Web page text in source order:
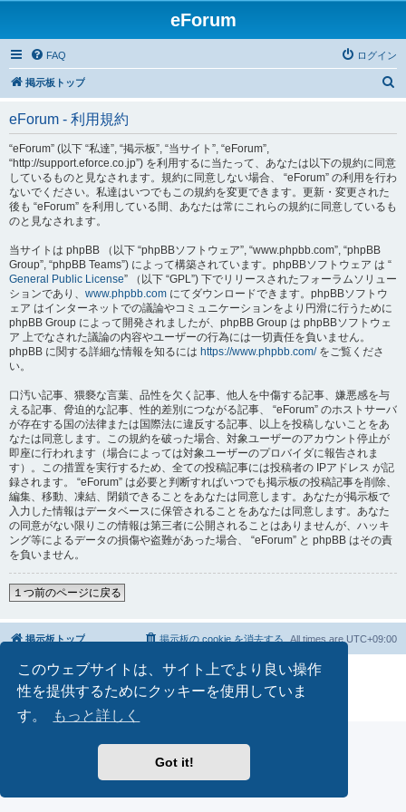
このウェブサイトは、サイト上でより良い操作
性を提供するためにクッキーを使用していま
す。
もっと詳しく
Got it!
eForum
FAQ ログイン
掲示板トップ
eForum - 利用規約
“eForum” (以下 “私達”, “掲示板”, “当サイト”, “eForum”,
“http://support.eforce.co.jp”) を利用するに当たって、あなたは以下の規約に同意
しているものと見なされます。規約に同意しない場合、 “eForum” の利用を行わ
ないでください。私達はいつでもこの規約を変更できます。更新・変更された
後も “eForum” を利用している間、あなたは常にこれらの規約に同意しているも
のと見なされます。
当サイトは phpBB （以下 “phpBBソフトウェア”, “www.phpbb.com”, “phpBB
Group”, “phpBB Teams”) によって構築されています。phpBBソフトウェア は “
General Public License” （以下 “GPL”) 下でリリースされたフォーラムソリュー
ションであり、 www.phpbb.com にてダウンロードできます。phpBBソフトウ
ェア はインターネットでの議論やコミュニケーションをより円滑に行うために
phpBB Group によって開発されましたが、phpBB Group は phpBBソフトウェ
ア 上でなされた議論の内容やユーザーの行為には一切責任を負いません。
phpBB に関する詳細な情報を知るには https://www.phpbb.com/をご覧くださ
い。
口汚い記事、猥褻な言葉、品性を欠く記事、他人を中傷する記事、嫌悪感を与
える記事、脅迫的な記事、性的差別につながる記事、 “eForum” のホストサーバ
が存在する国の法律または国際法に違反する記事、以上を投稿しないことをあ
なたは同意します。この規約を破った場合、対象ユーザーのアカウント停止が
即座に行われます（場合によっては対象ユーザーのプロバイダに報告されま
す）。この措置を実行するため、全ての投稿記事には投稿者の IPアドレス が記
録されます。 “eForum” は必要と判断すればいつでも掲示板の投稿記事を削除、
編集、移動、凍結、閉鎖できることをあなたは同意します。あなたが掲示板で
入力した情報はデータベースに保管されることをあなたは同意します。あなた
の同意がない限りこの情報は第三者に公開されることはありませんが、ハッキ
ング等によるデータの損傷や盗難があった場合、 “eForum” と phpBB はその責
を負いません。
１つ前のページに戻る
掲示板トップ All times are UTC+09:00
掲示板の cookie を消去する
Powered byphpBB® Forum Software © phpBB Limited
Japanese translation principally by ocean